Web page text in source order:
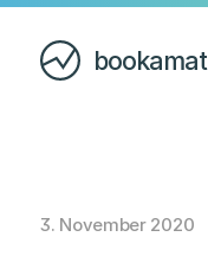
bookamat
3. November 2020